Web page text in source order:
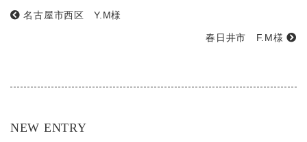
名古屋市西区 Y.M様
春日井市 F.M様
NEW ENTRY